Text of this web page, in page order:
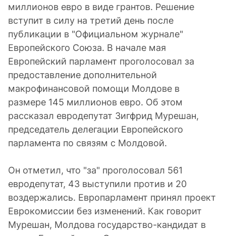
миллионов евро в виде грантов. Решение
вступит в силу на третий день после
публикации в "Официальном журнале"
Европейского Союза. В начале мая
Европейский парламент проголосовал за
предоставление дополнительной
макрофинансовой помощи Молдове в
размере 145 миллионов евро. Об этом
рассказал евродепутат Зигфрид Мурешан,
председатель делегации Европейского
парламента по связям с Молдовой.
Он отметил, что "за" проголосовал 561
евродепутат, 43 выступили против и 20
воздержались. Европарламент принял проект
Еврокомиссии без изменений. Как говорит
Мурешан, Молдова государство-кандидат в